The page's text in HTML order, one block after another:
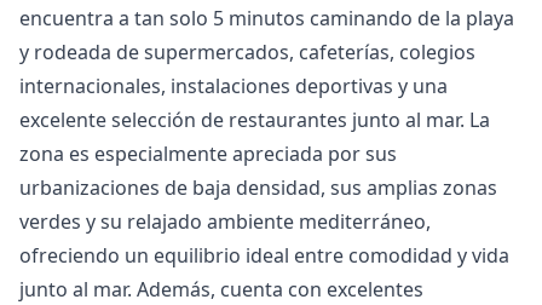
encuentra a tan solo 5 minutos caminando de la playa
y rodeada de supermercados, cafeterías, colegios
internacionales, instalaciones deportivas y una
excelente selección de restaurantes junto al mar. La
zona es especialmente apreciada por sus
urbanizaciones de baja densidad, sus amplias zonas
verdes y su relajado ambiente mediterráneo,
ofreciendo un equilibrio ideal entre comodidad y vida
junto al mar. Además, cuenta con excelentes